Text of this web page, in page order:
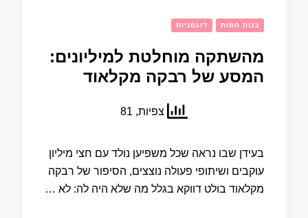
בנות חמות דוגמניות
מהשתקה מוחלטת למיליונים:
המסע של רבקה מקלאוד
צפיות, 81
בעידן שבו נראה שכל משפיען נולד עם חצי מיליון
עוקבים ושיתופי פעולה נוצצים, הסיפור של רבקה
מקלאוד בולט דווקא בגלל מה שלא היה לה: לא …